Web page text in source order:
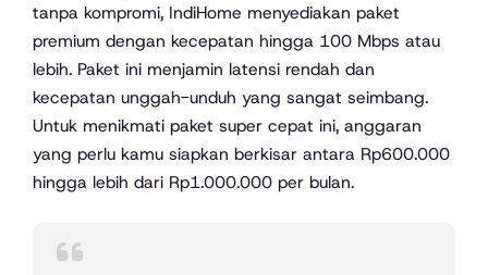
tanpa kompromi, IndiHome menyediakan paket
premium dengan kecepatan hingga 100 Mbps atau
lebih. Paket ini menjamin latensi rendah dan
kecepatan unggah-unduh yang sangat seimbang.
Untuk menikmati paket super cepat ini, anggaran
yang perlu kamu siapkan berkisar antara Rp600.000
hingga lebih dari Rp1.000.000 per bulan.